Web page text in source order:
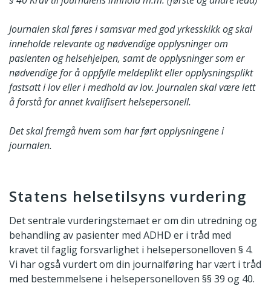
Journalen skal føres i samsvar med god yrkesskikk og skal
inneholde relevante og nødvendige opplysninger om
pasienten og helsehjelpen, samt de opplysninger som er
nødvendige for å oppfylle meldeplikt eller opplysningsplikt
fastsatt i lov eller i medhold av lov. Journalen skal være lett
å forstå for annet kvalifisert helsepersonell.
Det skal fremgå hvem som har ført opplysningene i
journalen.
Statens helsetilsyns vurdering
Det sentrale vurderingstemaet er om din utredning og
behandling av pasienter med ADHD er i tråd med
kravet til faglig forsvarlighet i helsepersonelloven § 4.
Vi har også vurdert om din journalføring har vært i tråd
med bestemmelsene i helsepersonelloven §§ 39 og 40.